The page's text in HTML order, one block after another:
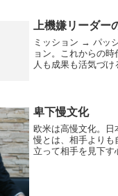
す。それでは部下が
上機嫌リーダー
ミッション → パッ
ョン。これからの
人も成果も活気づ
ーが自らのミッショ...
卑下慢文化
欧米は高慢文化。日
慢とは、相手よりも
立って相手を見下す